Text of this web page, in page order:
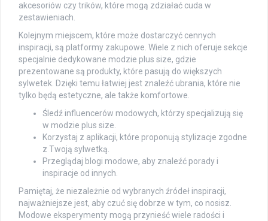
akcesoriów czy trików, które mogą zdziałać cuda w
zestawieniach.
Kolejnym miejscem, które może dostarczyć cennych
inspiracji, są platformy zakupowe. Wiele z nich oferuje sekcje
specjalnie dedykowane modzie plus size, gdzie
prezentowane są produkty, które pasują do większych
sylwetek. Dzięki temu łatwiej jest znaleźć ubrania, które nie
tylko będą estetyczne, ale także komfortowe.
Śledź influencerów modowych, którzy specjalizują się
w modzie plus size.
Korzystaj z aplikacji, które proponują stylizacje zgodne
z Twoją sylwetką.
Przeglądaj blogi modowe, aby znaleźć porady i
inspiracje od innych.
Pamiętaj, że niezależnie od wybranych źródeł inspiracji,
najważniejsze jest, aby czuć się dobrze w tym, co nosisz.
Modowe eksperymenty mogą przynieść wiele radości i